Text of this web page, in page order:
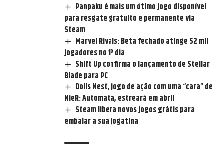
Panpaku é mais um ótimo jogo disponível
para resgate gratuito e permanente via
Steam
Marvel Rivals: Beta fechado atinge 52 mil
jogadores no 1º dia
Shift Up confirma o lançamento de Stellar
Blade para PC
Dolls Nest, jogo de ação com uma “cara” de
NieR: Automata, estreará em abril
Steam libera novos jogos grátis para
embalar a sua jogatina